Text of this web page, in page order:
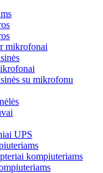
mikrofonai
su mikrofonu
UPS
kompiuteriams